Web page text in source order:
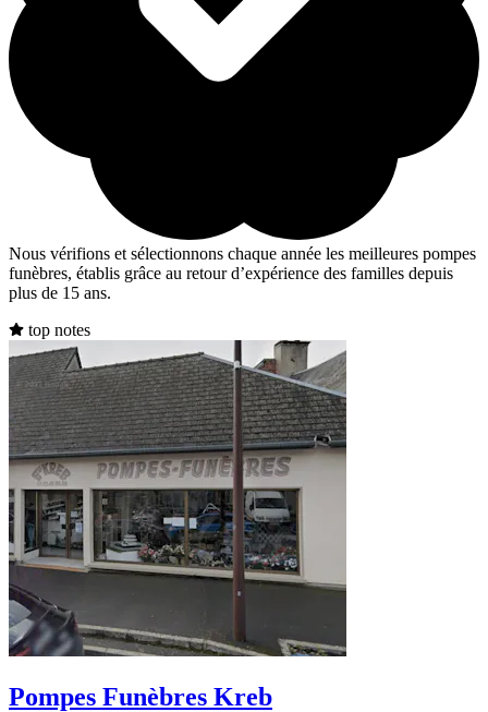
Nous vérifions et sélectionnons chaque année les meilleures pompes
funèbres, établis grâce au retour d’expérience des familles depuis
plus de 15 ans.
top notes
Pompes Funèbres Kreb